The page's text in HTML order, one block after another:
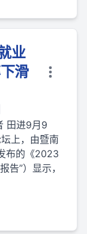
业
滑
田进9月9
上，由暨南
布的《2023
告”）显示，